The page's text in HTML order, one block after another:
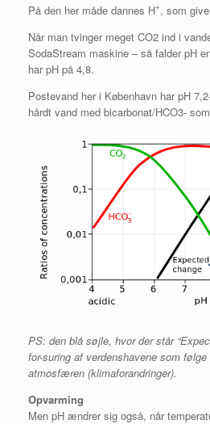
På den her måde dannes H+, som
Når man tvinger meget CO2 ind i
SodaStream maskine – så falder pH
har pH på 4,8.
Postevand her i København har pH
hårdt vand med bicarbonat/HCO3-
PS: den blå søjle, hvor der står
for-suring af verdenshavene som
atmosfæren (klimaforandringer).
Opvarming
Men pH ændrer sig også, når